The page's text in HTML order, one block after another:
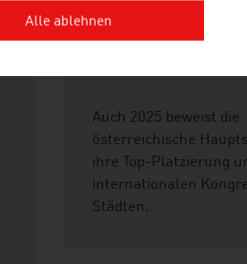
WIEN IST AUF
1 IM KONGRESS-
Auch 2025 beweist die
österreichische
ihre Top-Platzierung
internationalen
Städten.
Alle ablehnen